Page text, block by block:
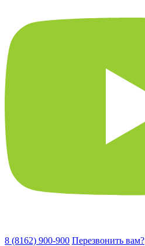
8 (8162) 900-900 Перезвонить вам?